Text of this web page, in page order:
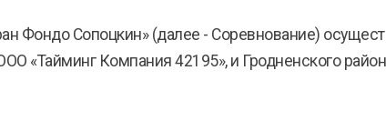
Фондо Сопоцкин» (далее - Соревнование)
«Тайминг Компания 42195», и Гродненского